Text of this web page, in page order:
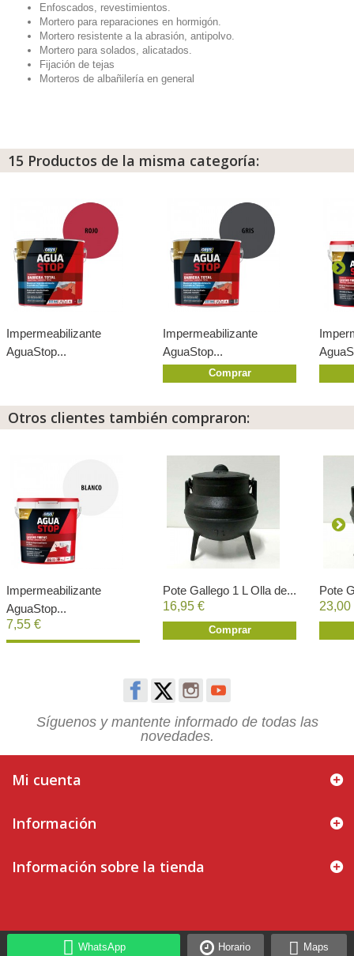
Enfoscados, revestimientos.
Mortero para reparaciones en hormigón.
Mortero resistente a la abrasión, antipolvo.
Mortero para solados, alicatados.
Fijación de tejas
Morteros de albañilería en general
15 Productos de la misma categoría:
Impermeabilizante
AguaStop...
Impermeabilizante
AguaStop...
Comprar
Otros clientes también compraron:
Impermeabilizante
AguaStop...
7,55 €
Pote Gallego 1 L Olla de...
16,95 €
Comprar
Pote
23,00
Síguenos y mantente informado de todas las
novedades.
WhatsApp Horario Maps
Mi cuenta
Información
Información sobre la tienda